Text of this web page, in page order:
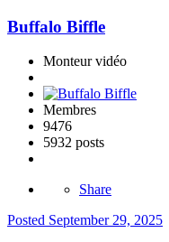
Buffalo Biffle
Monteur vidéo
Membres
9476
5932 posts
Share
Posted September 29, 2025